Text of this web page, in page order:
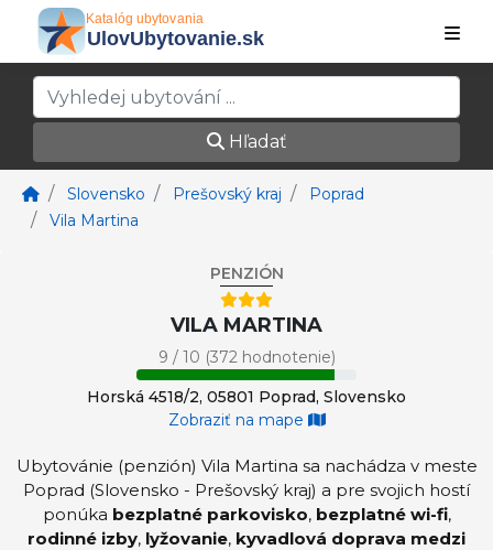
Hľadať
Slovensko Prešovský kraj
Poprad
Vila Martina
PENZIÓN
VILA MARTINA
9 / 10 (372 hodnotenie)
Horská 4518/2, 05801 Poprad, Slovensko
Zobraziť na mape
Ubytovánie (penzión) Vila Martina sa nachádza v meste
Poprad (Slovensko - Prešovský kraj) a pre svojich hostí
ponúka bezplatné parkovisko, bezplatné wi-fi,
rodinné izby, lyžovanie, kyvadlová doprava medzi